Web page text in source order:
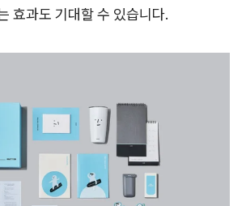
효과도 기대할 수 있습니다.